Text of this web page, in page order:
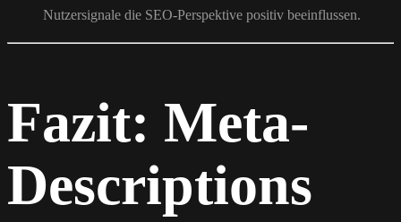
Nutzersignale die SEO-Perspektive positiv beeinflussen.
Fazit: Meta-
Descriptions